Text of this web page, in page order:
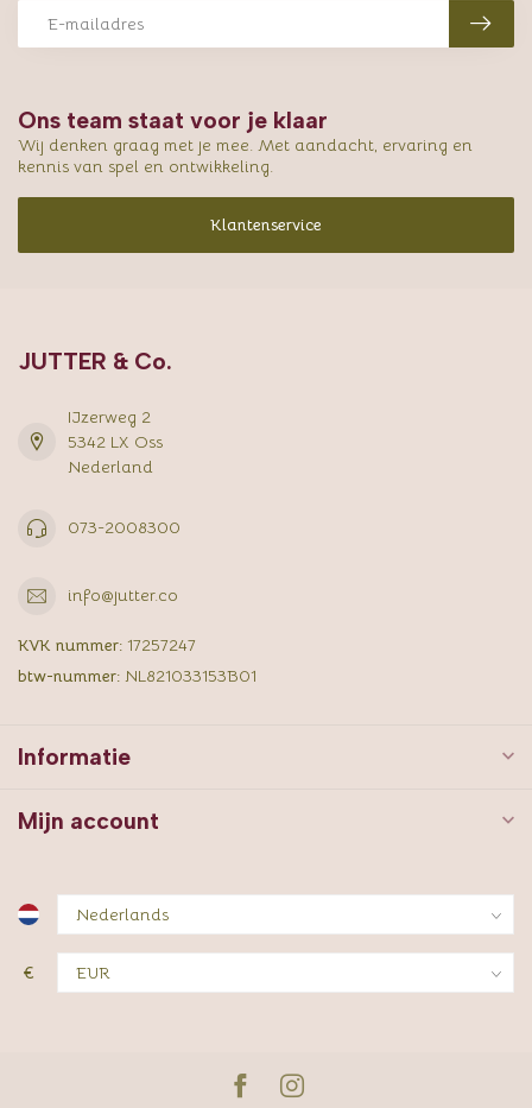
Ons team staat voor je klaar
Wij denken graag met je mee. Met aandacht, ervaring en
kennis van spel en ontwikkeling.
Klantenservice
JUTTER & Co.
IJzerweg 2
5342 LX Oss
Nederland
073-2008300
info@jutter.co
KVK nummer: 17257247
btw-nummer: NL821033153B01
Informatie
Mijn account
€